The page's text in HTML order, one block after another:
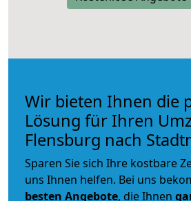
Wir bieten Ihnen die
Lösung für Ihren
Flensburg nach
Sparen Sie sich Ihre kostbare
uns Ihnen helfen. Bei uns
besten Angebote, die Ihnen